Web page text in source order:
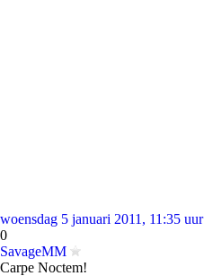
woensdag 5 januari 2011, 11:35 uur
0
SavageMM
Carpe Noctem!